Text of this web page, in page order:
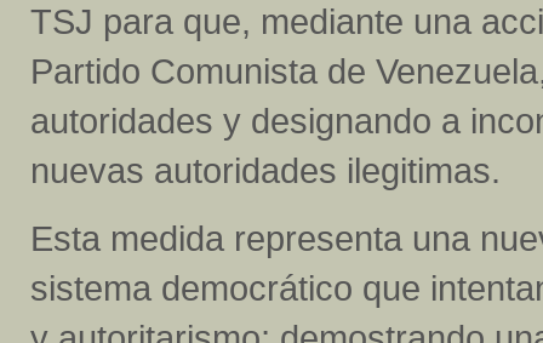
TSJ para que, mediante una
Partido Comunista de
autoridades y designando a
nuevas autoridades ilegitimas.
Esta medida representa una
sistema democrático que